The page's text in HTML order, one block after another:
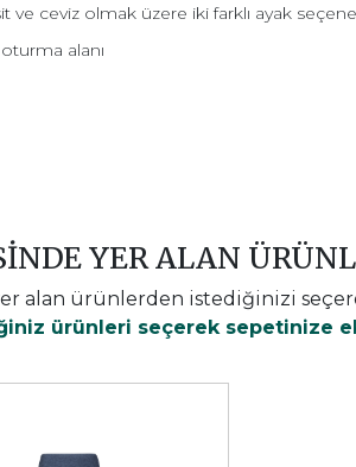
ve ceviz olmak üzere iki farklı ayak
alanı
YER ALAN
alan ürünlerden istediğinizi
ürünleri seçerek sepetinize